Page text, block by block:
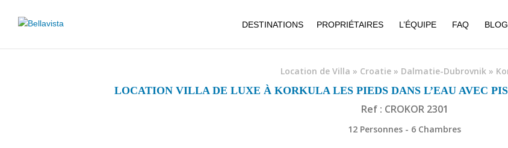
DESTINATIONS PROPRIÉTAIRES L’ÉQUIPE FAQ BLOG
Location de Villa » Croatie » Dalmatie-Dubrovnik »
LOCATION VILLA DE LUXE À KORKULA LES PIEDS DANS L’EAU AVEC
Ref : CROKOR 2301
12 Personnes - 6 Chambres